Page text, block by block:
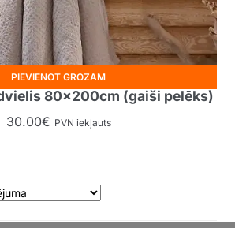
80x200cm (gaiši pelēks)
30.00€ PVN iekļauts
PIEVIENOT GROZAM